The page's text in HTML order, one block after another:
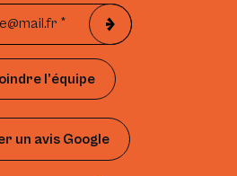
l’équipe
un avis Google